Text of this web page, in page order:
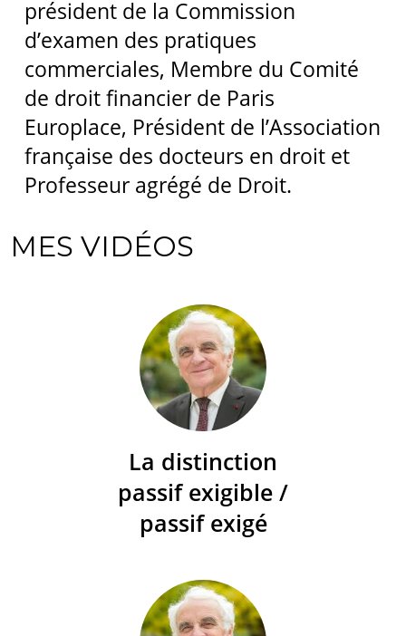
président de la Commission
d’examen des pratiques
commerciales, Membre du Comité
de droit financier de Paris
Europlace, Président de l’Association
française des docteurs en droit et
Professeur agrégé de Droit.
MES VIDÉOS
La distinction
passif exigible /
passif exigé